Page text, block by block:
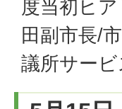
度当初ヒ
田副市長/
議所サー